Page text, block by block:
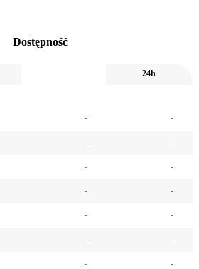
Dostępność
24h
- -
- -
- -
- -
- -
- -
- -